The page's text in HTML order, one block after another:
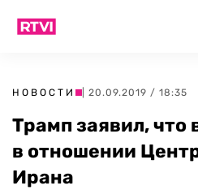
НОВОСТИ | 20.09.2019 / 18:35
Трамп заявил, что
в отношении
Ирана